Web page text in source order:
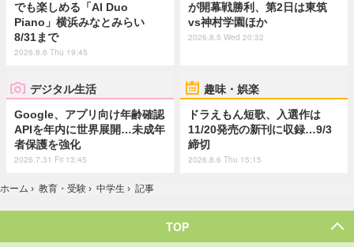
でも楽しめる「AI Duo
Piano」横浜みなとみらい
8/31まで
2026.8.6 Thu 19:45
が開幕戦勝利、第2日は東筑
vs神村学園ほか
2026.8.5 Wed 20:32
デジタル生活
Google、アプリ向け年齢確認
APIを年内に世界展開…未成年
者保護を強化
2026.7.31 Fri 13:45
趣味・娯楽
ドラえもん短歌、入選作は
11/20発売の新刊に収録…9/3
締切
2026.8.6 Thu 15:15
ホーム › 教育・受験 › 中学生 › 記事
TOP